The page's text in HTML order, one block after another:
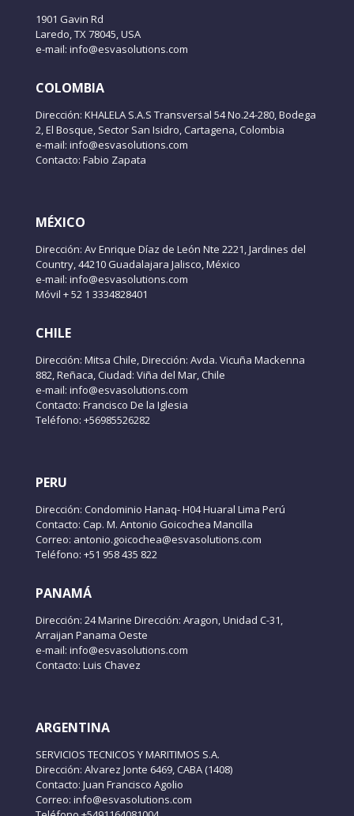
1901 Gavin Rd
Laredo, TX 78045, USA
e-mail: info@esvasolutions.com
COLOMBIA
Dirección: KHALELA S.A.S Transversal 54 No.24-280, Bodega
2, El Bosque, Sector San Isidro, Cartagena, Colombia
e-mail: info@esvasolutions.com
Contacto: Fabio Zapata
MÉXICO
Dirección: Av Enrique Díaz de León Nte 2221, Jardines del
Country, 44210 Guadalajara Jalisco, México
e-mail: info@esvasolutions.com
Móvil + 52 1 3334828401
CHILE
Dirección: Mitsa Chile, Dirección: Avda. Vicuña Mackenna
882, Reñaca, Ciudad: Viña del Mar, Chile
e-mail: info@esvasolutions.com
Contacto: Francisco De la Iglesia
Teléfono: +56985526282
PERU
Dirección: Condominio Hanaq- H04 Huaral Lima Perú
Contacto: Cap. M. Antonio Goicochea Mancilla
Correo: antonio.goicochea@esvasolutions.com
Teléfono: +51 958 435 822
PANAMÁ
Dirección: 24 Marine Dirección: Aragon, Unidad C-31,
Arraijan Panama Oeste
e-mail: info@esvasolutions.com
Contacto: Luis Chavez
ARGENTINA
SERVICIOS TECNICOS Y MARITIMOS S.A.
Dirección: Alvarez Jonte 6469, CABA (1408)
Contacto: Juan Francisco Agolio
Correo: info@esvasolutions.com